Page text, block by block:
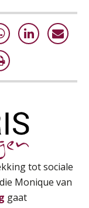
tot sociale
Monique van
gaat